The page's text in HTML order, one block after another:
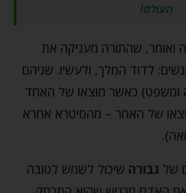
העולם!
ואומר, שהתורה מעניקה את
לדוד המלך, ולעשיו. שניהם
ומשפט) כאשר מוצאו של האחד
של האחר – מהסיטרא אחרא
של גבורה שיכול לשמש לטובה